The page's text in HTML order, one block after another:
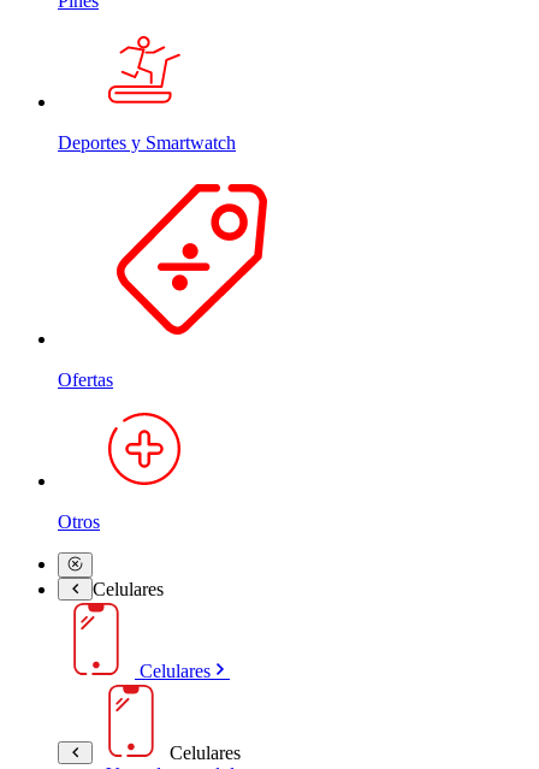
Deportes y Smartwatch
Ofertas
Otros
Celulares
Celulares
Celulares